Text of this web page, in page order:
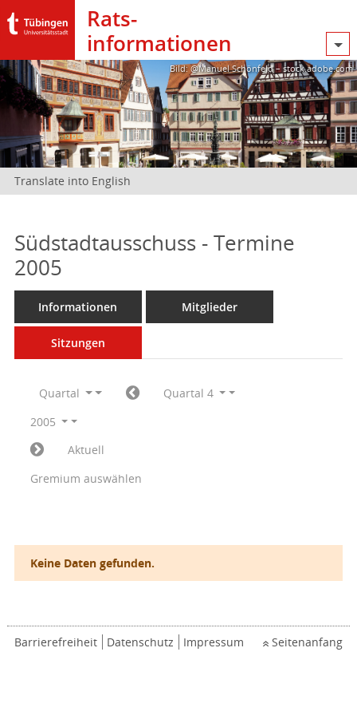
Rats­
informationen
Bild: @Manuel Schönfeld – stock.adobe.com
Translate into English
Südstadtausschuss - Termine
2005
Informationen Mitglieder
Sitzungen
Quartal
Quartal 4
2005
Aktuell
Gremium auswählen
Keine Daten gefunden.
Barrierefreiheit Datenschutz Impressum Seitenanfang